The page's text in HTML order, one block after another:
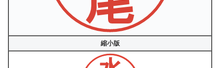
縮小版